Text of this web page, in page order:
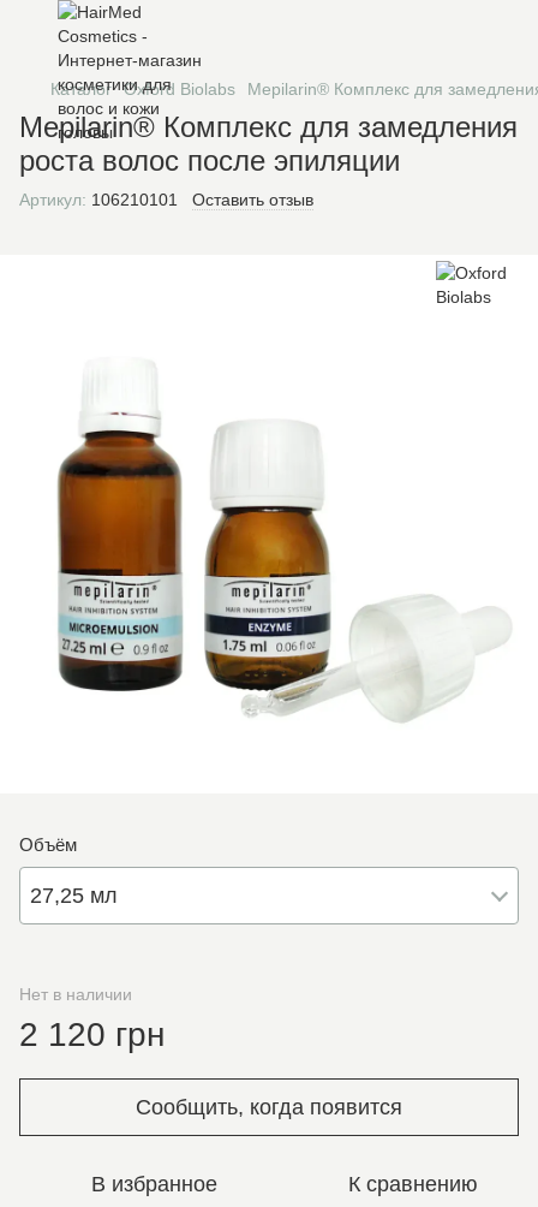
Каталог Oxford Biolabs Mepilarin® Комплекс для
Mepilarin® Комплекс для замедления
роста волос после эпиляции
Артикул: 106210101 Оставить отзыв
Объём
27,25 мл
Нет в наличии
2 120 грн
Сообщить, когда появится
В избранное К сравнению